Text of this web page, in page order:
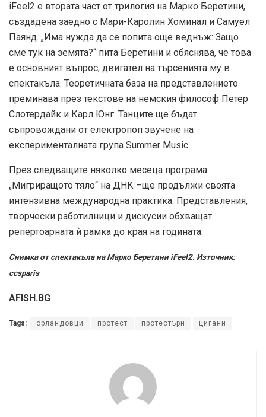
iFeel2 е втората част от трилогия на Марко Беретини,
създадена заедно с Мари-Каролин Хоминал и Самуел
Паянд. „Има нужда да се попита още веднъж: Защо
сме тук на земята?“ пита Беретини и обяснява, че това
е основният въпрос, двигател на търсенията му в
спектакъла. Теоретичната база на представлението
преминава през текстове на немския философ Петер
Слотердайк и Карл Юнг. Танците ще бъдат
съпровождани от електропоп звучене на
експерименталната група Summer Music.
През следващите няколко месеца програма
„Мигриращото тяло“ на ДНК –ще продължи своята
интензивна международна практика. Представления,
творчески работилници и дискусии обхващат
репертоарната ѝ рамка до края на годината.
Снимка от спектакъла на Марко Беретини iFeel2. Източник:
ccsparis
AFISH.BG
Tags: орландовци протест протестъри цигани